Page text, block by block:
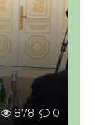
878 0